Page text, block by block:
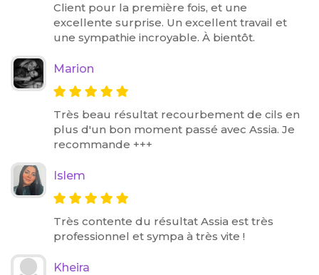
Client pour la première fois, et une
excellente surprise. Un excellent travail et
une sympathie incroyable. À bientôt.
Marion
Très beau résultat recourbement de cils en
plus d'un bon moment passé avec Assia. Je
recommande +++
Islem
Très contente du résultat Assia est très
professionnel et sympa à très vite !
Kheira